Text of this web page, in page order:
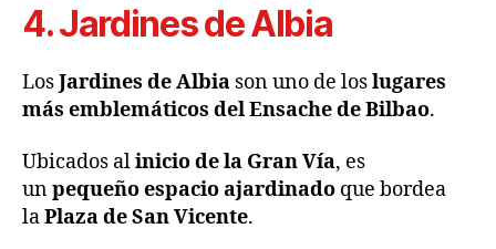
4.Jardines de Albia
LosJardines de Albia son uno de loslugares
más emblemáticos del Ensache de Bilbao.
Ubicados alinicio de la Gran Vía, es
unpequeño espacio ajardinado que bordea
laPlaza de San Vicente.